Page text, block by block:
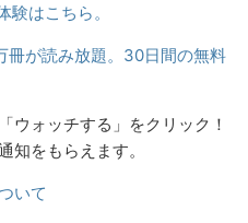
はこちら。
が読み放題。30日間の無料
ウォッチする」をクリック！
知をもらえます。
いて